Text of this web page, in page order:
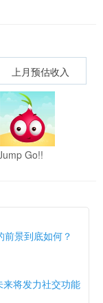
上月预估收入
Go!!
景到底如何？
将发力社交功能